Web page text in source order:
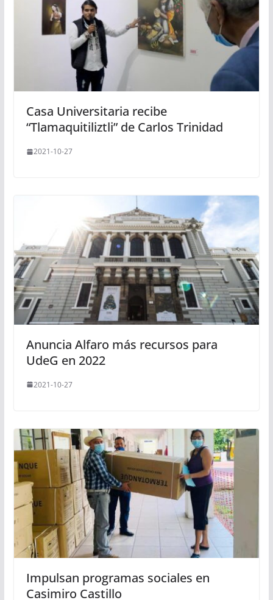
Casa Universitaria recibe
“Tlamaquitiliztli” de Carlos Trinidad
2021-10-27
Anuncia Alfaro más recursos para
UdeG en 2022
2021-10-27
Impulsan programas sociales en
Casimiro Castillo